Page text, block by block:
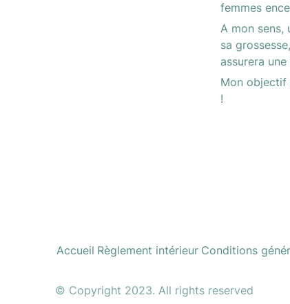
femmes
A mon sens,
sa
assurera
Mon objectif
!
Accueil Règlement intérieur Conditions
© Copyright 2023. All rights reserved